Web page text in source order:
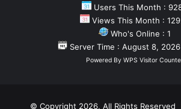
Users This Month :
Views This Month :
Who's Online : 1
Server Time : August 8, 2026
Powered By WPS Visitor
© Copyright 2026, All Rights Reserved